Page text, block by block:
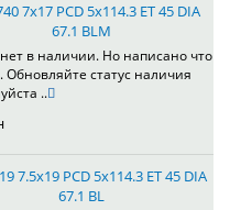
7x17 PCD 5x114.3 ET 45 DIA
67.1 BLM
в наличии. Но написано что
Обновляйте статус наличия
..
7.5x19 PCD 5x114.3 ET 45 DIA
67.1 BL